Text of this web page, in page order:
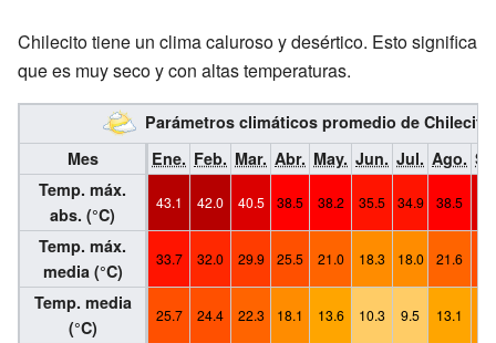
Chilecito tiene un clima caluroso y desértico. Esto significa
que es muy seco y con altas temperaturas.
Parámetros climáticos promedio de
Mes
Ene. Feb. Mar. Abr. May. Jun. Jul. Ago.
Temp. máx.
abs. (°C)
43.1 42.0 40.5 38.5 38.2 35.5 34.9 38.5
Temp. máx.
media (°C)
33.7 32.0 29.9 25.5 21.0 18.3 18.0 21.6
Temp. media
(°C)
25.7 24.4 22.3 18.1 13.6 10.3 9.5 13.1